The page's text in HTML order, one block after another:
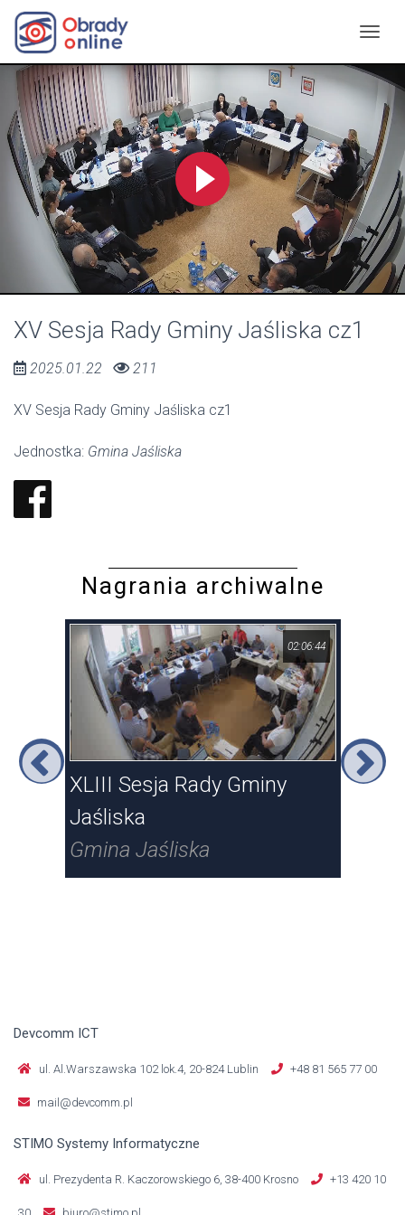
XV Sesja Rady Gminy Jaśliska cz1
2025.01.22 211
XV Sesja Rady Gminy Jaśliska cz1
Jednostka: Gmina Jaśliska
Nagrania archiwalne
02:06:44
XLIII Sesja Rady Gminy
Jaśliska
Gmina Jaśliska
Devcomm ICT
ul. Al.Warszawska 102 lok.4, 20-824 Lublin +48 81 565 77 00
mail@devcomm.pl
STIMO Systemy Informatyczne
ul. Prezydenta R. Kaczorowskiego 6, 38-400 Krosno +13 420 10